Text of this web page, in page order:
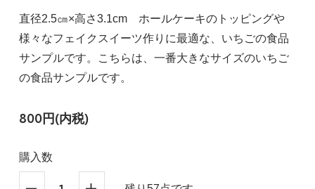
直径2.5㎝×高さ3.1cm ホールケーキのトッピングや
様々なフェイクスイーツ作りに最適な、いちごの食品
サンプルです。こちらは、一番大きなサイズのいちご
の食品サンプルです。
800円(内税)
購入数